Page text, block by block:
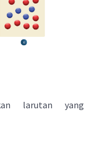
larutan yang